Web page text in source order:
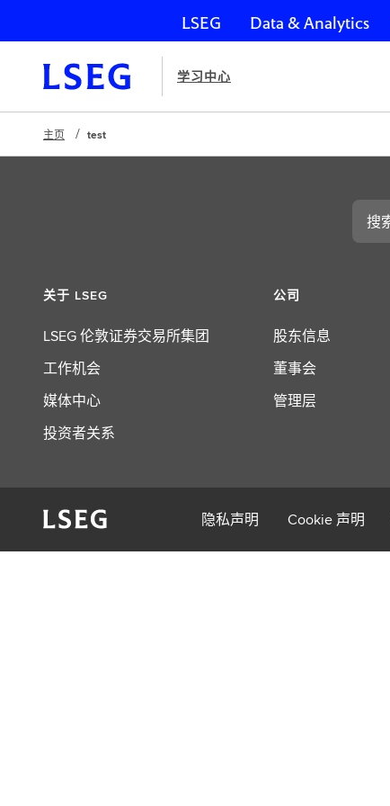
跳过导航
LSEG Data & Analytics
学习中心
主页 test
搜
关于 LSEG
LSEG 伦敦证券交易所集团
工作机会
媒体中心
投资者关系
公司
股东信息
董事会
管理层
隐私声明 Cookie 声明